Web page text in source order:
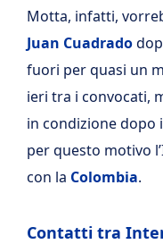
Motta, infatti,
Juan Cuadrado
fuori per quasi un
ieri tra i convocati,
in condizione
per questo motivo
con la Colombia.
Contatti tra